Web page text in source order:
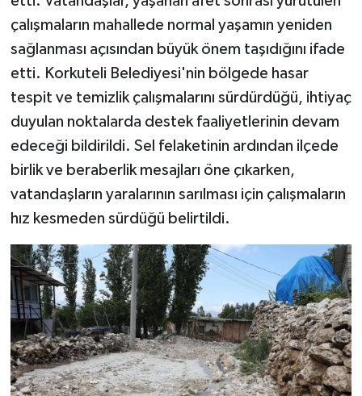
çalışmaların mahallede normal yaşamın yeniden
sağlanması açısından büyük önem taşıdığını ifade
etti. Korkuteli Belediyesi'nin bölgede hasar
tespit ve temizlik çalışmalarını sürdürdüğü, ihtiyaç
duyulan noktalarda destek faaliyetlerinin devam
edeceği bildirildi. Sel felaketinin ardından ilçede
birlik ve beraberlik mesajları öne çıkarken,
vatandaşların yaralarının sarılması için çalışmaların
hız kesmeden sürdüğü belirtildi.